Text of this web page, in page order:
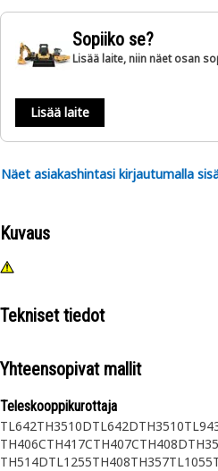
Sopiiko se?
Lisää laite, niin näet osan
Lisää laite
Näet asiakashintasi kirjautumalla
Kuvaus
Tekniset tiedot
Yhteensopivat mallit
Teleskooppikurottaja
TL642TH3510DTL642DTH3510
TH406CTH417CTH407CTH408D
TH514DTL1255TH408TH357TL1055